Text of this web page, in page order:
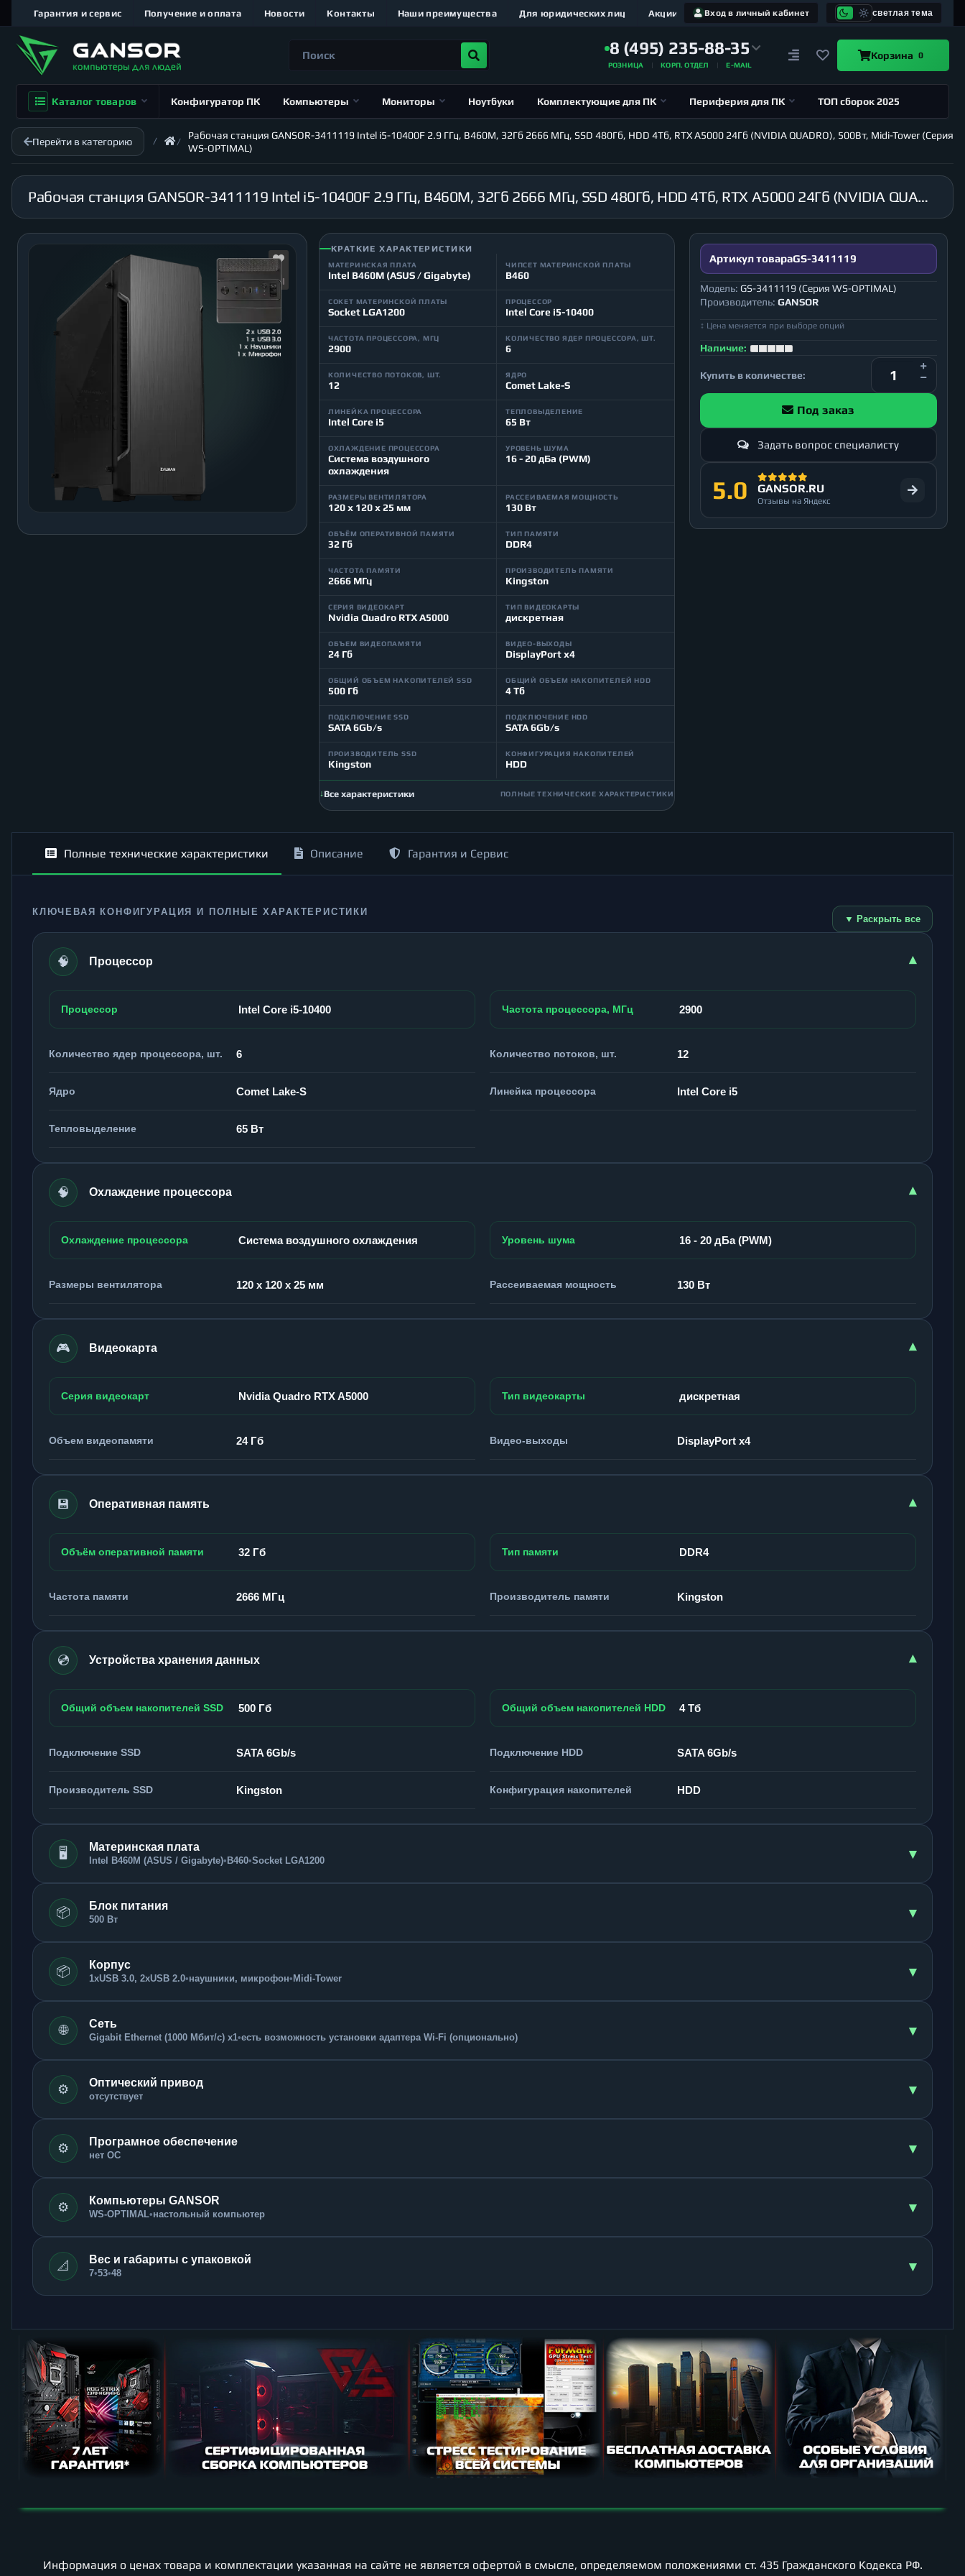
Вход в личный кабинет светлая тема
Гарантия и сервис Получение и оплата Новости Контакты Наши преимущества Для юридических лиц Акции
8 (495) 235-88-35
РОЗНИЦА КОРП. ОТДЕЛ E-MAIL
Корзина 0
Каталог товаров Конфигуратор ПК Компьютеры Мониторы Ноутбуки Комплектующие для ПК Периферия для ПК ТОП сборок 2025
Перейти в категорию
Рабочая станция GANSOR-3411119 Intel i5-10400F 2.9 ГГц, B460M, 32Гб 2666 МГц, SSD 480Гб, HDD 4Тб, RTX A5000 24Гб (NVIDIA QUADRO), 500Вт, Midi-Tower (Серия
WS-OPTIMAL)
Рабочая станция GANSOR-3411119 Intel i5-10400F 2.9 ГГц, B460M, 32Гб 2666 МГц, SSD 480Гб, HDD 4Тб, RTX A5000 24Гб (NVIDIA QUADRO), 500Вт, Midi-Tower (Серия WS-OPTIMAL)
КРАТКИЕ ХАРАКТЕРИСТИКИ
МАТЕРИНСКАЯ ПЛАТА
Intel B460M (ASUS / Gigabyte)
ЧИПСЕТ МАТЕРИНСКОЙ ПЛАТЫ
B460
СОКЕТ МАТЕРИНСКОЙ ПЛАТЫ
Socket LGA1200
ПРОЦЕССОР
Intel Core i5-10400
ЧАСТОТА ПРОЦЕССОРА, МГЦ
2900
КОЛИЧЕСТВО ЯДЕР ПРОЦЕССОРА, ШТ.
6
КОЛИЧЕСТВО ПОТОКОВ, ШТ.
12
ЯДРО
Comet Lake-S
ЛИНЕЙКА ПРОЦЕССОРА
Intel Core i5
ТЕПЛОВЫДЕЛЕНИЕ
65 Вт
ОХЛАЖДЕНИЕ ПРОЦЕССОРА
Система воздушного
охлаждения
УРОВЕНЬ ШУМА
16 - 20 дБа (PWM)
РАЗМЕРЫ ВЕНТИЛЯТОРА
120 x 120 x 25 мм
РАССЕИВАЕМАЯ МОЩНОСТЬ
130 Вт
ОБЪЁМ ОПЕРАТИВНОЙ ПАМЯТИ
32 Гб
ТИП ПАМЯТИ
DDR4
ЧАСТОТА ПАМЯТИ
2666 МГц
ПРОИЗВОДИТЕЛЬ ПАМЯТИ
Kingston
СЕРИЯ ВИДЕОКАРТ
Nvidia Quadro RTX A5000
ТИП ВИДЕОКАРТЫ
дискретная
ОБЪЕМ ВИДЕОПАМЯТИ
24 Гб
ВИДЕО-ВЫХОДЫ
DisplayPort x4
ОБЩИЙ ОБЪЕМ НАКОПИТЕЛЕЙ SSD
500 Гб
ОБЩИЙ ОБЪЕМ НАКОПИТЕЛЕЙ HDD
4 Тб
ПОДКЛЮЧЕНИЕ SSD
SATA 6Gb/s
ПОДКЛЮЧЕНИЕ HDD
SATA 6Gb/s
ПРОИЗВОДИТЕЛЬ SSD
Kingston
КОНФИГУРАЦИЯ НАКОПИТЕЛЕЙ
HDD
Все характеристики ПОЛНЫЕ ТЕХНИЧЕСКИЕ ХАРАКТЕРИСТИКИ
Артикул товараGS-3411119
Модель: GS-3411119 (Серия WS-OPTIMAL)
Производитель: GANSOR
↕ Цена меняется при выборе опций
Наличие:
Купить в количестве:
Под заказ
Задать вопрос специалисту
5.0 GANSOR.RU
Отзывы на Яндекс
Полные технические характеристики Описание Гарантия и Сервис
КЛЮЧЕВАЯ КОНФИГУРАЦИЯ И ПОЛНЫЕ ХАРАКТЕРИСТИКИ
▼ Раскрыть все
🧠 Процессор ▾
Процессор Intel Core i5-10400 Частота процессора, МГц 2900
Количество ядер процессора, шт. 6 Количество потоков, шт. 12
Ядро Comet Lake-S Линейка процессора Intel Core i5
Тепловыделение 65 Вт
🧠 Охлаждение процессора ▾
Охлаждение процессора Система воздушного охлаждения Уровень шума 16 - 20 дБа (PWM)
Размеры вентилятора 120 x 120 x 25 мм Рассеиваемая мощность 130 Вт
🎮 Видеокарта ▾
Серия видеокарт Nvidia Quadro RTX A5000 Тип видеокарты дискретная
Объем видеопамяти 24 Гб Видео-выходы DisplayPort x4
💾 Оперативная память ▾
Объём оперативной памяти 32 Гб Тип памяти DDR4
Частота памяти 2666 МГц Производитель памяти Kingston
💿 Устройства хранения данных ▾
Общий объем накопителей SSD 500 Гб Общий объем накопителей HDD 4 Тб
Подключение SSD SATA 6Gb/s Подключение HDD SATA 6Gb/s
Производитель SSD Kingston Конфигурация накопителей HDD
🖥️ Материнская плата
Intel B460M (ASUS / Gigabyte)• B460•Socket LGA1200 ▾
📦 Блок питания
500 Вт ▾
📦 Корпус
1xUSB 3.0, 2xUSB 2.0•наушники, микрофон• Midi-Tower ▾
🌐 Сеть
Gigabit Ethernet (1000 Мбит/с) x1•есть возможность установки адаптера Wi-Fi (опционально) ▾
⚙️ Оптический привод
отсутствует ▾
⚙️ Програмное обеспечение
нет ОС ▾
⚙️ Компьютеры GANSOR
WS-OPTIMAL•настольный компьютер ▾
📐 Вес и габариты с упаковкой
7•53•48 ▾
Информация о ценах товара и комплектации указанная на сайте не является офертой в смысле, определяемом положениями ст. 435 Гражданского Кодекса РФ.